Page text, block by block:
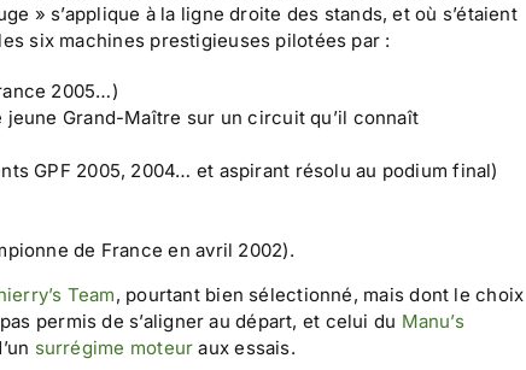
» s’applique à la ligne droite des stands, et où s’étaient
six machines prestigieuses pilotées par :
2005…)
Grand-Maître sur un circuit qu’il connaît
GPF 2005, 2004… et aspirant résolu au podium final)
de France en avril 2002).
Team, pourtant bien sélectionné, mais dont le choix
permis de s’aligner au départ, et celui du Manu’s
surrégime moteur aux essais.